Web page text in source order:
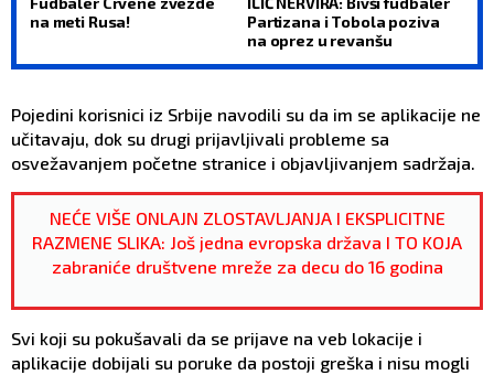
na meti Rusa!
Partizana i Tobola poziva
na oprez u revanšu
Pojedini korisnici iz Srbije navodili su da im se aplikacije ne
učitavaju, dok su drugi prijavljivali probleme sa
osvežavanjem početne stranice i objavljivanjem sadržaja.
NEĆE VIŠE ONLAJN ZLOSTAVLJANJA I EKSPLICITNE
RAZMENE SLIKA: Još jedna evropska država I TO KOJA
zabraniće društvene mreže za decu do 16 godina
Svi koji su pokušavali da se prijave na veb lokacije i
aplikacije dobijali su poruke da postoji greška i nisu mogli